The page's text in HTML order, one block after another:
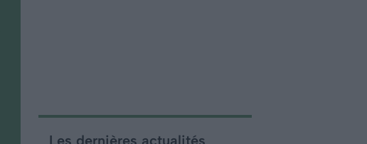
Les dernières actualités